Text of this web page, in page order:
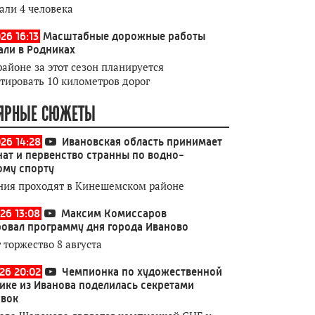
4 человека
16:13 Масштабные дорожные работы
в Родниках
за этот сезон планируется
10 километров дорог
СЮЖЕТЫ
14:28
Ивановская область принимает
и первенство странны по водно-
спорту
проходят в Кинешемском районе
13:08
Максим Комиссаров
программу дня города Иваново
8 августа
20:02
Чемпионка по художественной
из Иванова поделилась секретами